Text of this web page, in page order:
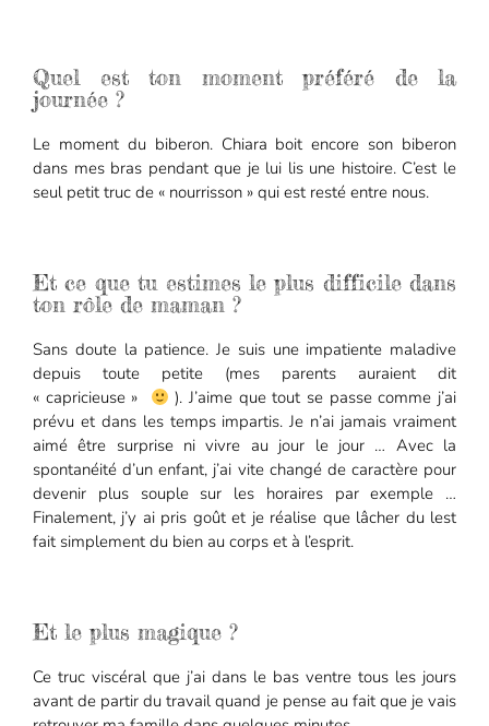
Quel est ton moment préféré de la
journée ?
Le moment du biberon. Chiara boit encore son biberon
dans mes bras pendant que je lui lis une histoire. C’est le
seul petit truc de « nourrisson » qui est resté entre nous.
Et ce que tu estimes le plus difficile dans
ton rôle de maman ?
Sans doute la patience. Je suis une impatiente maladive
depuis toute petite (mes parents auraient dit
« capricieuse »
). J’aime que tout se passe comme j’ai
prévu et dans les temps impartis. Je n’ai jamais vraiment
aimé être surprise ni vivre au jour le jour … Avec la
spontanéité d’un enfant, j’ai vite changé de caractère pour
devenir plus souple sur les horaires par exemple …
Finalement, j’y ai pris goût et je réalise que lâcher du lest
fait simplement du bien au corps et à l’esprit.
Et le plus magique ?
Ce truc viscéral que j’ai dans le bas ventre tous les jours
avant de partir du travail quand je pense au fait que je vais